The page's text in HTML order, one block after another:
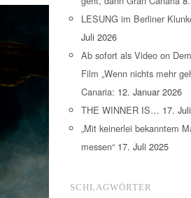
LESUNG im Berliner
Juli 2026
Ab sofort als Video on
Film „Wenn nichts mehr
Canaria: 12. Januar 2026
THE WINNER IS… 17.
„Mit keinerlei bekanntem
messen“ 17. Juli 2025
SCHLAGWÖRTER